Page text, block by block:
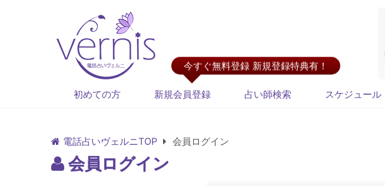
今すぐ無料登録 新規登録特典有！
初めての方 新規会員登録 占い師検索 スケジュール
電話占いヴェルニTOP 会員ログイン
会員ログイン